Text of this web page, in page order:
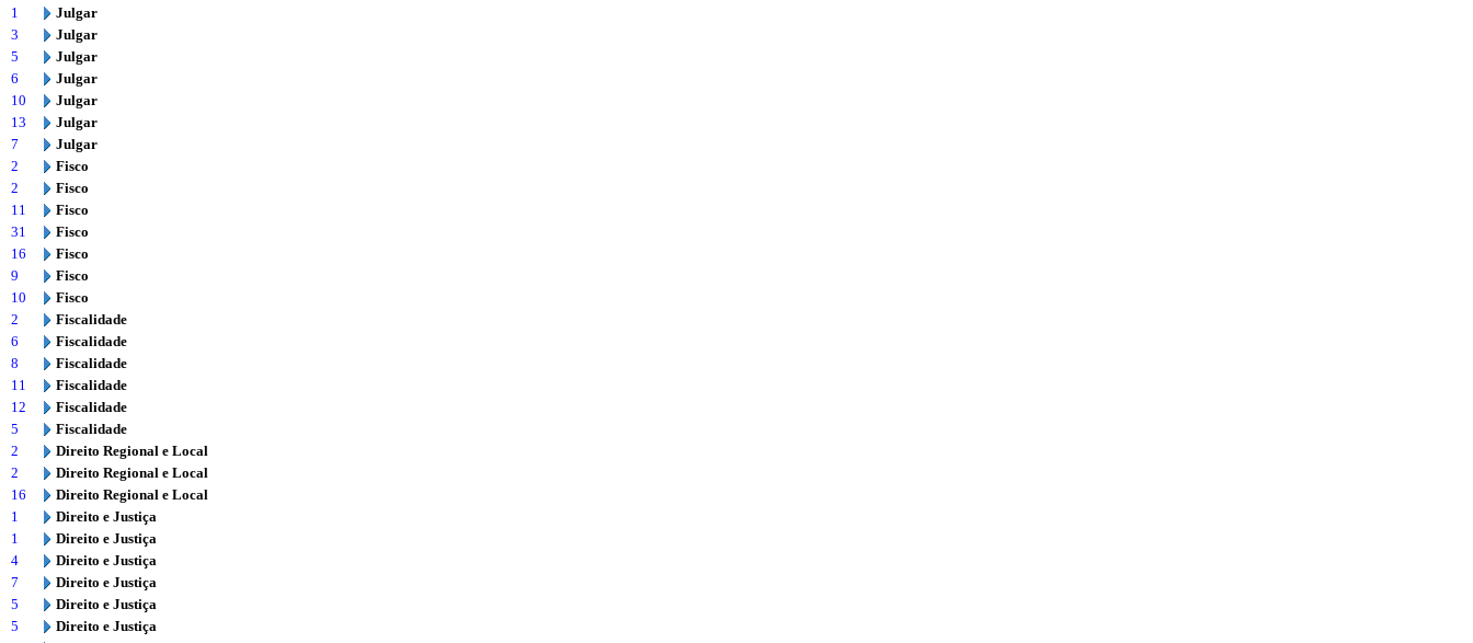
1
Julgar
3
Julgar
5
Julgar
6
Julgar
10
Julgar
13
Julgar
7
Julgar
2
Fisco
2
Fisco
11
Fisco
31
Fisco
16
Fisco
9
Fisco
10
Fisco
2
Fiscalidade
6
Fiscalidade
8
Fiscalidade
11
Fiscalidade
12
Fiscalidade
5
Fiscalidade
2
Direito Regional e Local
2
Direito Regional e Local
16
Direito Regional e Local
1
Direito e Justiça
1
Direito e Justiça
4
Direito e Justiça
7
Direito e Justiça
5
Direito e Justiça
5
Direito e Justiça